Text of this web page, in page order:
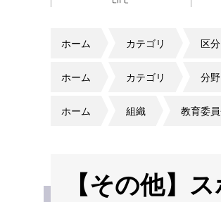
ホーム カテゴリ 区分
ホーム カテゴリ 分野
ホーム 組織 教育委
【その他】